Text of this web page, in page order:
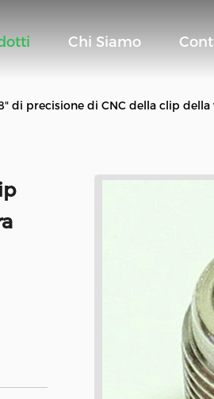
Chi Siamo
di precisione di CNC della clip